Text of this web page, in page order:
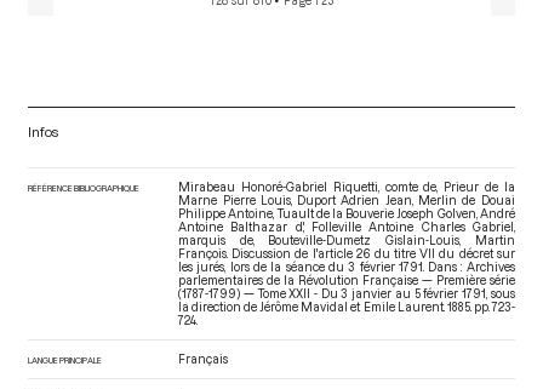
Infos
RÉFÉRENCE BIBLIOGRAPHIQUE
Mirabeau Honoré-Gabriel Riquetti, comte de, Prieur de la
Marne Pierre Louis, Duport Adrien Jean, Merlin de Douai
Philippe Antoine, Tuault de la Bouverie Joseph Golven, André
Antoine Balthazar d', Folleville Antoine Charles Gabriel,
marquis de, Bouteville-Dumetz Gislain-Louis, Martin
François. Discussion de l'article 26 du titre VII du décret sur
les jurés, lors de la séance du 3 février 1791. Dans : Archives
parlementaires de la Révolution Française — Première série
(1787-1799) — Tome XXII - Du 3 janvier au 5 février 1791 , sous
la direction de Jérôme Mavidal et Emile Laurent. 1885. pp. 723-
724.
LANGUE PRINCIPALE Français